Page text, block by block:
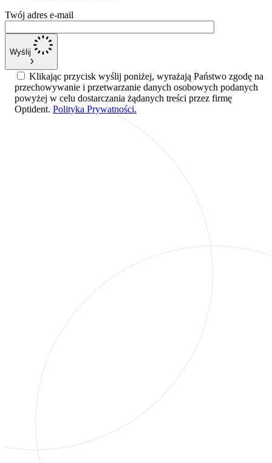
Twój adres e-mail
Wyślij
Klikając przycisk wyślij poniżej, wyrażają Państwo zgodę na
przechowywanie i przetwarzanie danych osobowych podanych
powyżej w celu dostarczania żądanych treści przez firmę
Optident. Polityka Prywatności.